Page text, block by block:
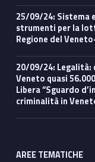
25/09/24: Sistema economico e legalità, regole e
strumenti per la
Regione del
20/09/24: Legalità: crimine proliferato in pandemia, in
Veneto quasi
Libera “Sguardo
criminalità in
AREE TEMATICHE